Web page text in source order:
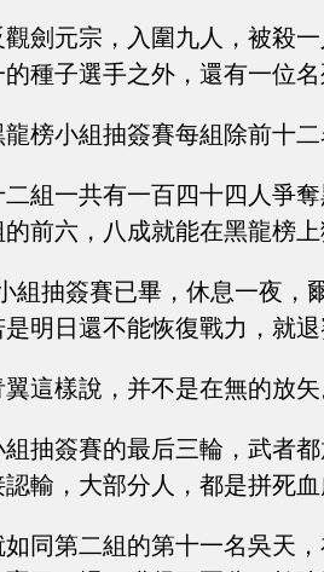
觀劍元宗，入圍九人，被殺
的種子選手之外，還有一位
龍榜小組抽簽賽每組除前十
二組一共有一百四十四人爭
的前六，八成就能在黑龍榜
組抽簽賽已畢，休息一夜，
明日還不能恢復戰力，就
翼這樣說，并不是在無的放
組抽簽賽的最后三輪，武者
認輸，大部分人，都是拼死
如同第二組的第十一名吳天